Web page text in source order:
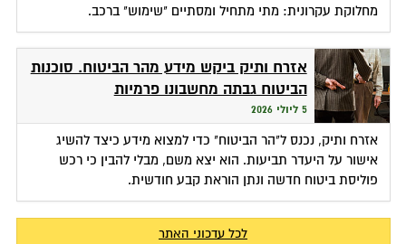
מחלוקת עקרונית: מתי מתחיל ומסתיים "שימוש" ברכב.
אזרח ותיק ביקש מידע מהר הביטוח. סוכנות
הביטוח גבתה מחשבונו פרמיות
5 ליולי 2026
אזרח ותיק, נכנס ל"הר הביטוח" כדי למצוא מידע כיצד להשיג
אישור על היעדר תביעות. הוא יצא משם, מבלי להבין כי רכש
פוליסת ביטוח חדשה ונתן הוראת קבע חודשית.
לכל עדכוני האתר